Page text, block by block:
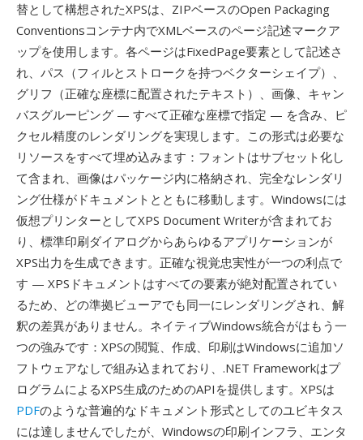
替として構想されたXPSは、ZIPベースのOpen Packaging
Conventionsコンテナ内でXMLベースのページ記述マークア
ップを使用します。各ページはFixedPage要素として記述さ
れ、パス（フィルとストロークを持つベクターシェイプ）、
グリフ（正確な座標に配置されたテキスト）、画像、キャン
バスグルーピング — すべて正確な座標で指定 — を含み、ピ
クセル精度のレンダリングを実現します。この形式は必要な
リソースをすべて埋め込みます：フォントはサブセット化し
て含まれ、画像はパッケージ内に格納され、完全なレンダリ
ング仕様がドキュメントとともに移動します。Windowsには
仮想プリンターとしてXPS Document Writerが含まれてお
り、標準印刷ダイアログからあらゆるアプリケーションが
XPS出力を生成できます。正確な視覚忠実性が一つの利点で
す — XPSドキュメントはすべての要素が絶対配置されてい
るため、どの準拠ビューアでも同一にレンダリングされ、解
釈の差異がありません。ネイティブWindows統合がはもう一
つの強みです：XPSの閲覧、作成、印刷はWindowsに追加ソ
フトウェアなしで組み込まれており、.NET Frameworkはプ
ログラムによるXPS生成のためのAPIを提供します。XPSは
PDFのような普遍的なドキュメント形式としてのユビキタス
には達しませんでしたが、Windowsの印刷インフラ、エンタ